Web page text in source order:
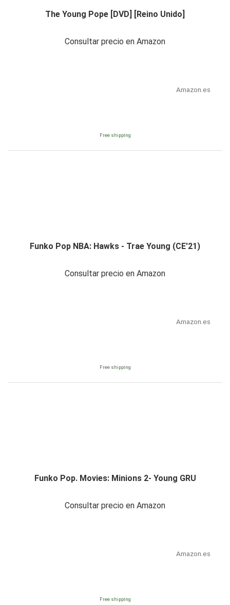
The Young Pope [DVD] [Reino Unido]
Consultar precio en Amazon
Amazon.es
Free shipping
Funko Pop NBA: Hawks - Trae Young (CE'21)
Consultar precio en Amazon
Amazon.es
Free shipping
Funko Pop. Movies: Minions 2- Young GRU
Consultar precio en Amazon
Amazon.es
Free shipping